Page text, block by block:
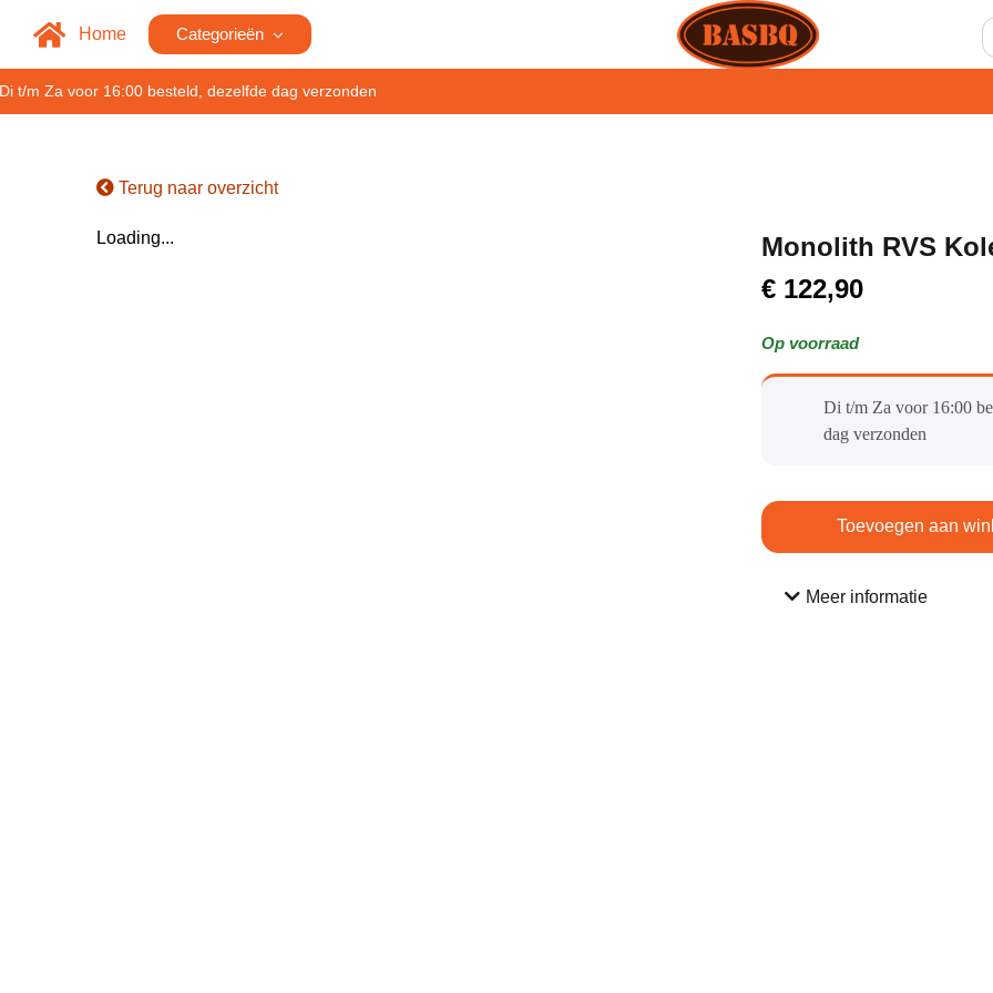
Home Categorieën
t/m Za voor 16:00 besteld, dezelfde dag verzonden
Terug naar overzicht
Loading...
Monolith RVS
€ 122,90
Op voorraad
Di t/m Za voor 16:00
dag verzonden​
Toevoegen aan
Meer informatie